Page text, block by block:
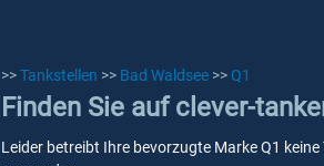
>>Tankstellen >> Bad Waldsee >> Q1
Finden Sie auf clever-
Leider betreibt Ihre bevorzugte Marke Q1